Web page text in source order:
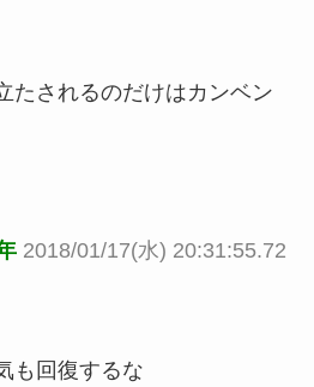
たされるのだけはカンベン
2018/01/17(水) 20:31:55.72
も回復するな